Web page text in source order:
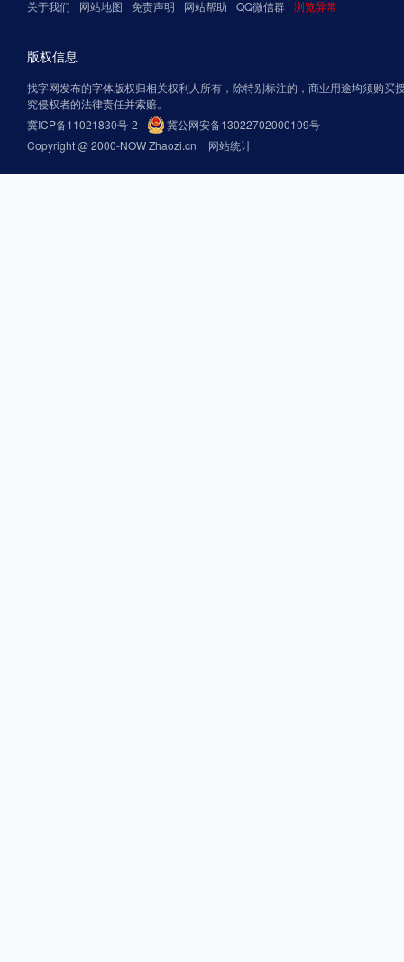
关于我们 网站地图 免责声明 网站帮助 QQ微信群 浏览异常
版权信息
找字网发布的字体版权归相关权利人所有，除特别标注的，商业用途均须购买
究侵权者的法律责任并索赔。
冀ICP备11021830号-2
冀公网安备13022702000109号
Copyright @ 2000-NOW Zhaozi.cn
网站统计